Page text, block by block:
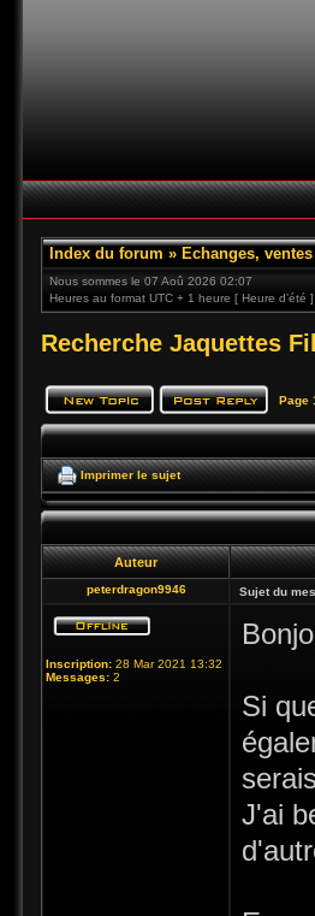
Index du forum » Echanges, ventes
Nous sommes le 07 Aoû 2026 02:07
Heures au format UTC + 1 heure [ Heure d’été ]
Recherche Jaquettes
Page
Imprimer le sujet
Auteur
peterdragon9946 Sujet du
Inscription: 28 Mar 2021 13:32
Messages: 2
Si
J'ai